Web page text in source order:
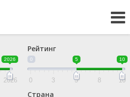
2026
2026
Рейтинг
0 5 10
0 3 5 8 10
Страна